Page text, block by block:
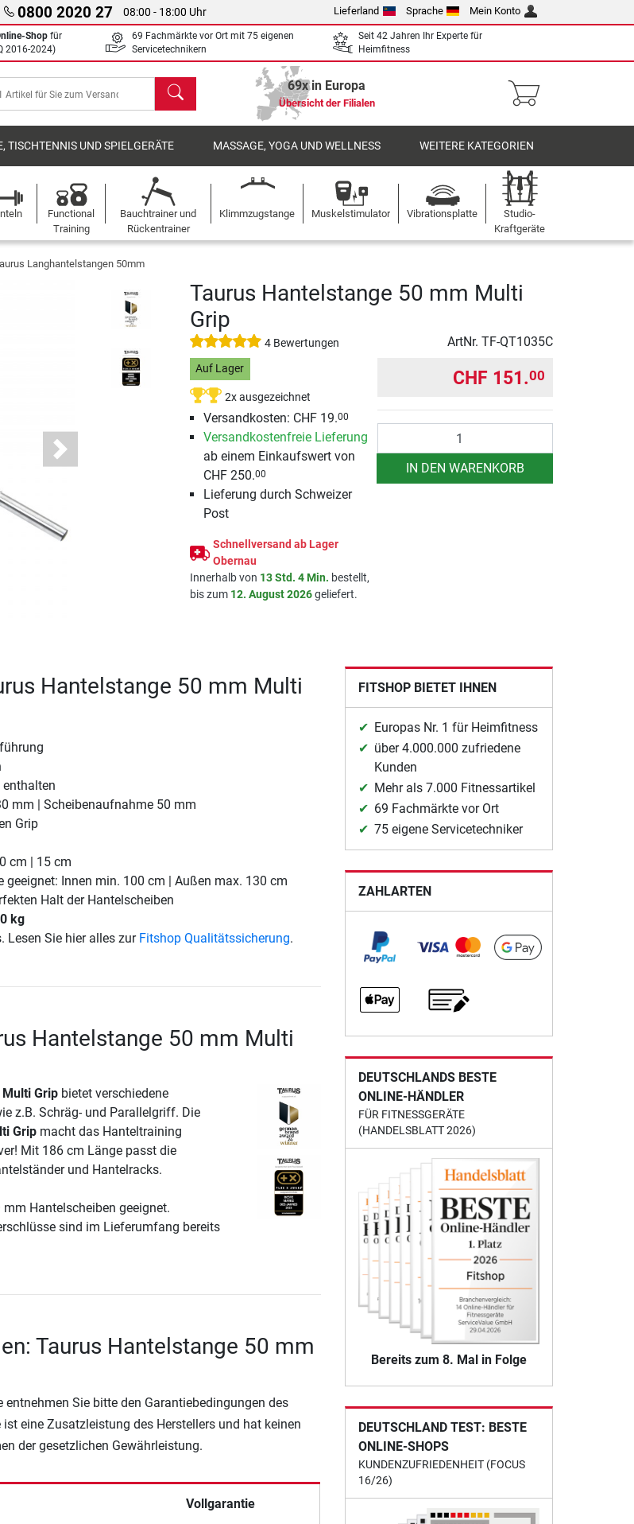
0800 2020 27 08:00 - 18:00 Uhr Lieferland Sprache Mein Konto
Shop für
2016-2024)
69 Fachmärkte vor Ort mit 75 eigenen
Servicetechnikern
Seit 42 Jahren Ihr Experte für
Heimfitness
Suchen 69x in Europa
Übersicht der Filialen
TISCHTENNIS UND SPIELGERÄTE MASSAGE, YOGA UND WELLNESS WEITERE KATEGORIEN
Functional
Training
Bauchtrainer und
Rückentrainer
Klimmzugstange Muskelstimulator Vibrationsplatte
Studio-
Kraftgeräte
Langhantelstangen 50mm
Next
Taurus Hantelstange 50 mm Multi
Grip
4 Bewertungen ArtNr. TF-QT1035C
Auf Lager
2x ausgezeichnet
Versandkosten: CHF 19.00
Versandkostenfreie Lieferung
ab einem Einkaufswert von
CHF 250.00
Lieferung durch Schweizer
Post
Schnellversand ab Lager
Obernau
Innerhalb von 13 Std. 4 Min. bestellt,
bis zum 12. August 2026geliefert.
CHF 151.00
IN DEN WARENKORB
Hantelstange 50 mm Multi
mm | Scheibenaufnahme 50 mm
Grip
cm | 15 cm
geeignet: Innen min. 100 cm | Außen max. 130 cm
Halt der Hantelscheiben
kg
Lesen Sie hier alles zur Fitshop Qualitätssicherung.
Hantelstange 50 mm Multi
Gripbietet verschiedene
z.B. Schräg- und Parallelgriff. Die
Gripmacht das Hanteltraining
Mit 186 cm Länge passt die
und Hantelracks.
Hantelscheiben geeignet.
sind im Lieferumfang bereits
Taurus Hantelstange 50 mm
entnehmen Sie bitte den Garantiebedingungen des
eine Zusatzleistung des Herstellers und hat keinen
der gesetzlichen Gewährleistung.
Vollgarantie
FITSHOP BIETET IHNEN
Europas Nr. 1 für Heimfitness
über 4.000.000 zufriedene
Kunden
Mehr als 7.000 Fitnessartikel
69 Fachmärkte vor Ort
75 eigene Servicetechniker
ZAHLARTEN
DEUTSCHLANDS BESTE
ONLINE-HÄNDLER
FÜR FITNESSGERÄTE
(HANDELSBLATT 2026)
Bereits zum 8. Mal in Folge
DEUTSCHLAND TEST: BESTE
ONLINE-SHOPS
KUNDENZUFRIEDENHEIT (FOCUS
16/26)